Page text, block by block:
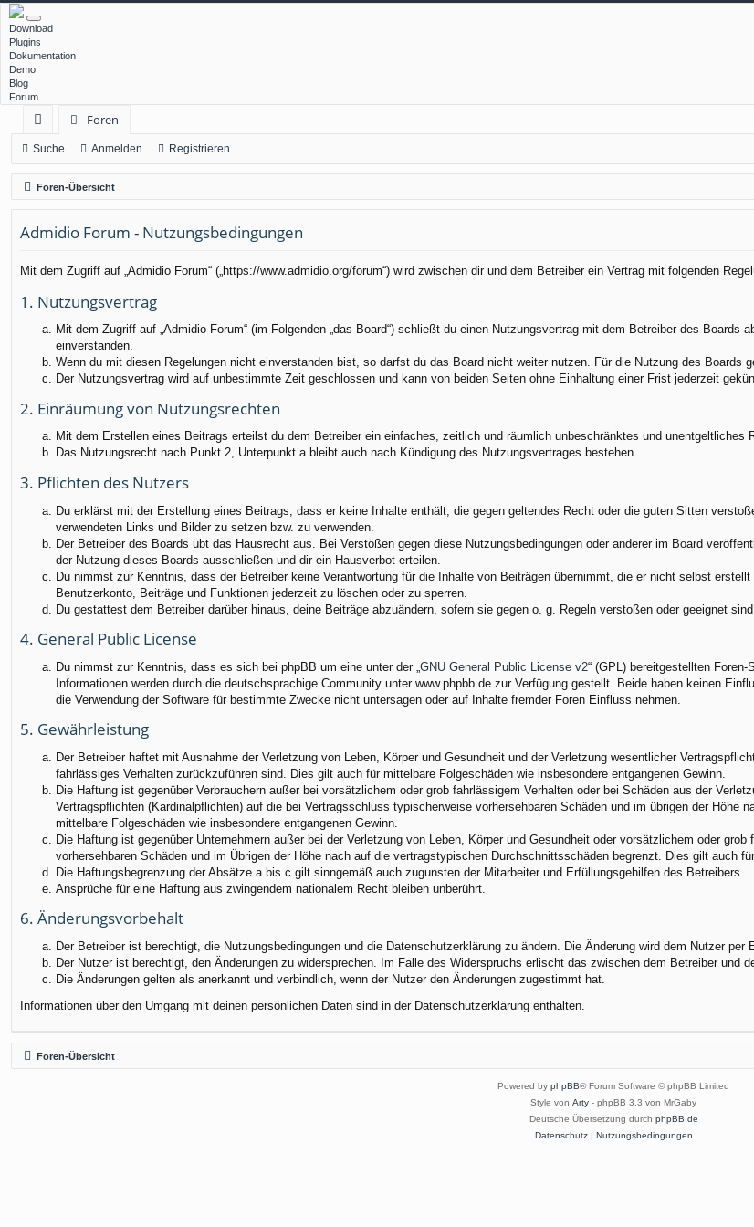
Download
Plugins
Dokumentation
Demo
Blog
Forum
ch
ne
llz
ug
Foren
Suche Anmelden Registrieren
Foren-Übersicht
Admidio Forum - Nutzungsbedingungen
Mit dem Zugriff auf „Admidio Forum“ („https://www.admidio.org/forum“) wird zwischen dir und dem Betreiber ein Vertrag mit folgenden
1. Nutzungsvertrag
Mit dem Zugriff auf „Admidio Forum“ (im Folgenden „das Board“) schließt du einen Nutzungsvertrag mit dem Betreiber des Boards
einverstanden.
Wenn du mit diesen Regelungen nicht einverstanden bist, so darfst du das Board nicht weiter nutzen. Für die Nutzung des Boards
Der Nutzungsvertrag wird auf unbestimmte Zeit geschlossen und kann von beiden Seiten ohne Einhaltung einer Frist jederzeit
2. Einräumung von Nutzungsrechten
Mit dem Erstellen eines Beitrags erteilst du dem Betreiber ein einfaches, zeitlich und räumlich unbeschränktes und unentgeltliches
Das Nutzungsrecht nach Punkt 2, Unterpunkt a bleibt auch nach Kündigung des Nutzungsvertrages bestehen.
3. Pflichten des Nutzers
Du erklärst mit der Erstellung eines Beitrags, dass er keine Inhalte enthält, die gegen geltendes Recht oder die guten Sitten
verwendeten Links und Bilder zu setzen bzw. zu verwenden.
Der Betreiber des Boards übt das Hausrecht aus. Bei Verstößen gegen diese Nutzungsbedingungen oder anderer im Board
der Nutzung dieses Boards ausschließen und dir ein Hausverbot erteilen.
Du nimmst zur Kenntnis, dass der Betreiber keine Verantwortung für die Inhalte von Beiträgen übernimmt, die er nicht selbst
Benutzerkonto, Beiträge und Funktionen jederzeit zu löschen oder zu sperren.
Du gestattest dem Betreiber darüber hinaus, deine Beiträge abzuändern, sofern sie gegen o. g. Regeln verstoßen oder geeignet
4. General Public License
Du nimmst zur Kenntnis, dass es sich bei phpBB um eine unter der „ GNU General Public License v2“ (GPL) bereitgestellten
Informationen werden durch die deutschsprachige Community unter www.phpbb.de zur Verfügung gestellt. Beide haben keinen
die Verwendung der Software für bestimmte Zwecke nicht untersagen oder auf Inhalte fremder Foren Einfluss nehmen.
5. Gewährleistung
Der Betreiber haftet mit Ausnahme der Verletzung von Leben, Körper und Gesundheit und der Verletzung wesentlicher
fahrlässiges Verhalten zurückzuführen sind. Dies gilt auch für mittelbare Folgeschäden wie insbesondere entgangenen Gewinn.
Die Haftung ist gegenüber Verbrauchern außer bei vorsätzlichem oder grob fahrlässigem Verhalten oder bei Schäden aus der
Vertragspflichten (Kardinalpflichten) auf die bei Vertragsschluss typischerweise vorhersehbaren Schäden und im übrigen der
mittelbare Folgeschäden wie insbesondere entgangenen Gewinn.
Die Haftung ist gegenüber Unternehmern außer bei der Verletzung von Leben, Körper und Gesundheit oder vorsätzlichem oder
vorhersehbaren Schäden und im Übrigen der Höhe nach auf die vertragstypischen Durchschnittsschäden begrenzt. Dies gilt auch
Die Haftungsbegrenzung der Absätze a bis c gilt sinngemäß auch zugunsten der Mitarbeiter und Erfüllungsgehilfen des Betreibers.
Ansprüche für eine Haftung aus zwingendem nationalem Recht bleiben unberührt.
6. Änderungsvorbehalt
Der Betreiber ist berechtigt, die Nutzungsbedingungen und die Datenschutzerklärung zu ändern. Die Änderung wird dem Nutzer per
Der Nutzer ist berechtigt, den Änderungen zu widersprechen. Im Falle des Widerspruchs erlischt das zwischen dem Betreiber und
Die Änderungen gelten als anerkannt und verbindlich, wenn der Nutzer den Änderungen zugestimmt hat.
Informationen über den Umgang mit deinen persönlichen Daten sind in der Datenschutzerklärung enthalten.
Foren-Übersicht
Powered by phpBB® Forum Software © phpBB Limited
Style von Arty - phpBB 3.3 von MrGaby
Deutsche Übersetzung durch phpBB.de
Datenschutz| Nutzungsbedingungen